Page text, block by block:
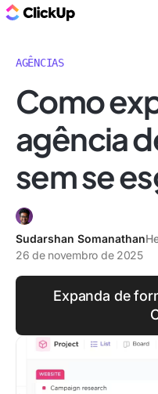
AGÊNCIAS
Como
agência
sem se
Sudarshan Somanathan
26 de novembro de 2025
Expanda de